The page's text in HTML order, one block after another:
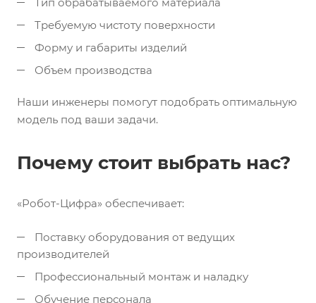
Требуемую чистоту поверхности
Форму и габариты изделий
Объем производства
Наши инженеры помогут подобрать оптимальную
модель под ваши задачи.
Почему стоит выбрать нас?
«Робот-Цифра» обеспечивает:
Поставку оборудования от ведущих
производителей
Профессиональный монтаж и наладку
Обучение персонала